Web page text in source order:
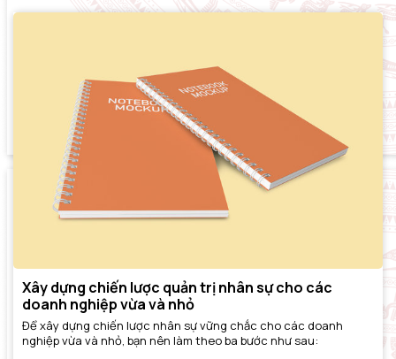
Xây dựng chiến lược quản trị nhân sự cho các
doanh nghiệp vừa và nhỏ
Để xây dựng chiến lược nhân sự vững chắc cho các doanh
nghiệp vừa và nhỏ, bạn nên làm theo ba bước như sau: